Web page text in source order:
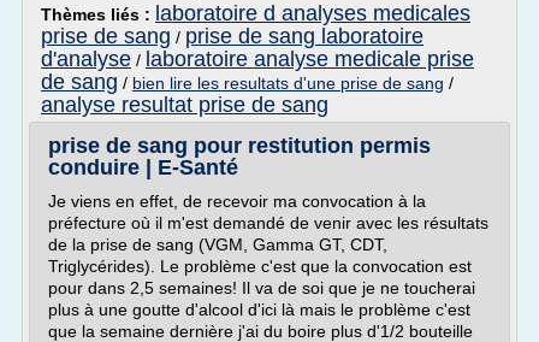
Thèmes liés : laboratoire d analyses medicales
prise de sang / prise de sang laboratoire
d'analyse / laboratoire analyse medicale prise
de sang / bien lire les resultats d'une prise de sang /
analyse resultat prise de sang
prise de sang pour restitution permis
conduire | E-Santé
Je viens en effet, de recevoir ma convocation à la
préfecture où il m'est demandé de venir avec les résultats
de la prise de sang (VGM, Gamma GT, CDT,
Triglycérides). Le problème c'est que la convocation est
pour dans 2,5 semaines! Il va de soi que je ne toucherai
plus à une goutte d'alcool d'ici là mais le problème c'est
que la semaine dernière j'ai du boire plus d'1/2 bouteille